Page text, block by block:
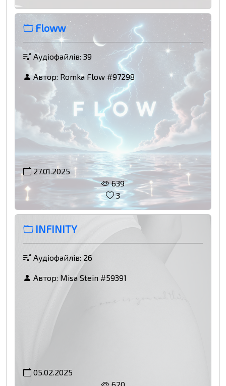
Floww
Аудіофайлів: 39
Автор: Romka Flow #97298
27.01.2025
639
3
INFINITY
Аудіофайлів: 26
Автор: Misa Stein #59391
05.02.2025